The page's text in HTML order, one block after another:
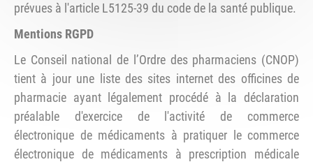
prévues à l'article L5125-39 du code de la santé publique.
Mentions RGPD
Le Conseil national de l’Ordre des pharmaciens (CNOP)
tient à jour une liste des sites internet des officines de
pharmacie ayant légalement procédé à la déclaration
préalable d'exercice de l'activité de commerce
électronique de médicaments à pratiquer le commerce
électronique de médicaments à prescription médicale